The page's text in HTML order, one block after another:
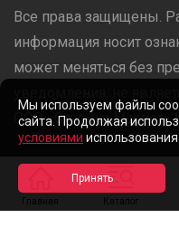
Главная Каталог
Все права защищены.
информация носит
может меняться без
ООО «Стройка
Мы используем файлы
сайта. Продолжая
условиями использования